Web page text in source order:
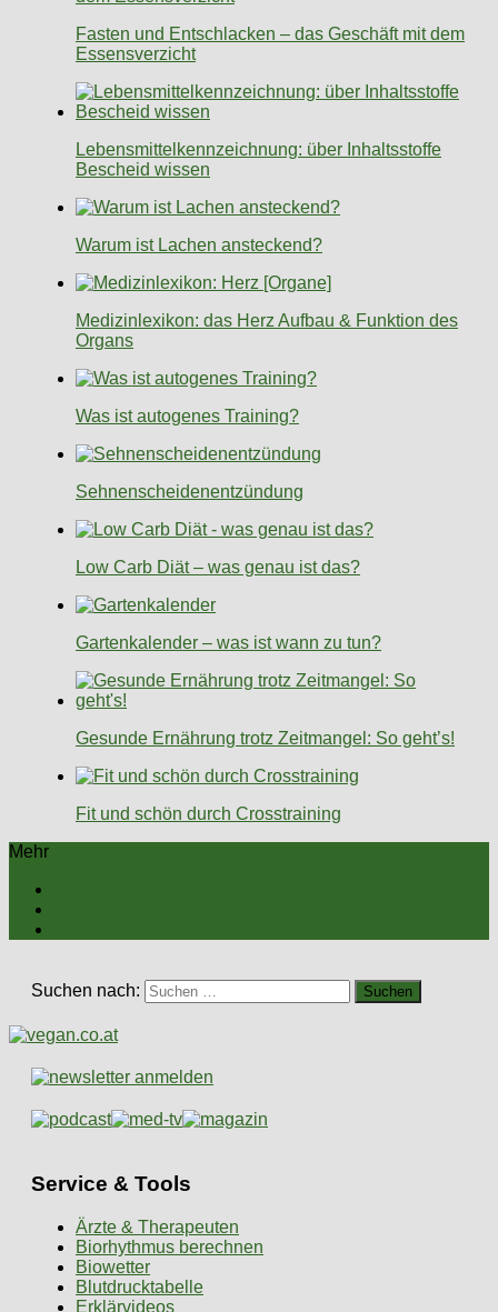
Fasten und Entschlacken – das Geschäft mit dem
Essensverzicht
Lebensmittelkennzeichnung: über Inhaltsstoffe
Bescheid wissen
Warum ist Lachen ansteckend?
Medizinlexikon: das Herz Aufbau & Funktion des
Organs
Was ist autogenes Training?
Sehnenscheidenentzündung
Low Carb Diät – was genau ist das?
Gartenkalender – was ist wann zu tun?
Gesunde Ernährung trotz Zeitmangel: So geht’s!
Fit und schön durch Crosstraining
Mehr
Suchen nach:
Service & Tools
Ärzte & Therapeuten
Biorhythmus berechnen
Biowetter
Blutdrucktabelle
Erklärvideos